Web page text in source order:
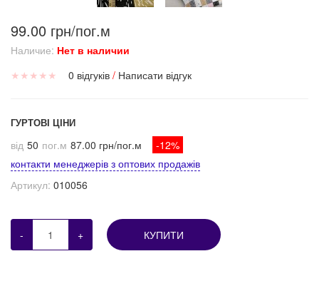
99.00 грн/пог.м
Наличие: Нет в наличии
★ ★ ★ ★ ★ 0 відгуків / Написати відгук
ГУРТОВІ ЦІНИ
від 50 пог.м 87.00 грн/пог.м
-12%
контакти менеджерів з оптових продажів
Артикул: 010056
- + КУПИТИ